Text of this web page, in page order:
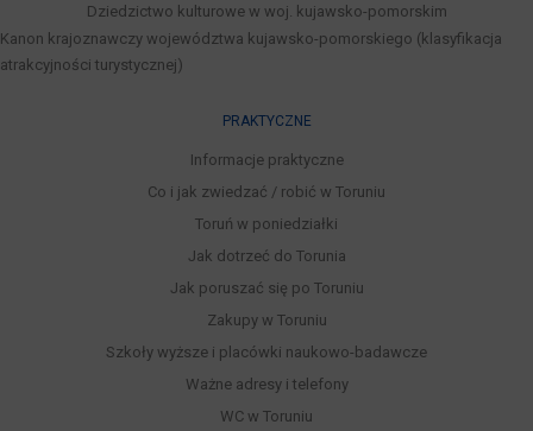
Dziedzictwo kulturowe w woj. kujawsko-pomorskim
Kanon krajoznawczy województwa kujawsko-pomorskiego (klasyfikacja
atrakcyjności turystycznej)
PRAKTYCZNE
Informacje praktyczne
Co i jak zwiedzać / robić w Toruniu
Toruń w poniedziałki
Jak dotrzeć do Torunia
Jak poruszać się po Toruniu
Zakupy w Toruniu
Szkoły wyższe i placówki naukowo-badawcze
Ważne adresy i telefony
WC w Toruniu